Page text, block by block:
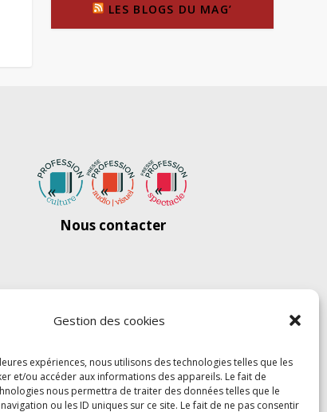
Gestion des cookies
expériences, nous utilisons des technologies telles que les
et/ou accéder aux informations des appareils. Le fait de
nous permettra de traiter des données telles que le
ou les ID uniques sur ce site. Le fait de ne pas consentir
LES BLOGS DU MAG’
Nous contacter